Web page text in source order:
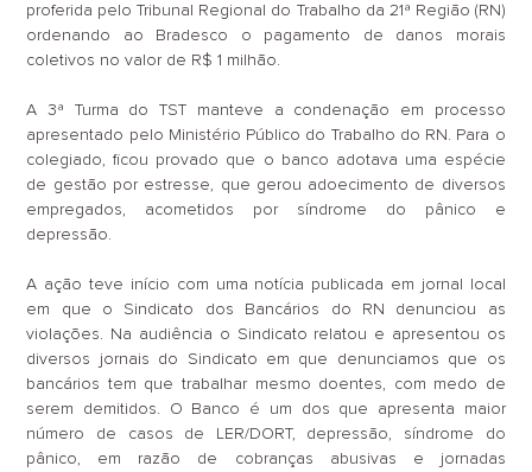
proferida pelo Tribunal Regional do Trabalho da 21ª Região (RN)
ordenando ao Bradesco o pagamento de danos morais
coletivos no valor de R$ 1 milhão.
A 3ª Turma do TST manteve a condenação em processo
apresentado pelo Ministério Público do Trabalho do RN. Para o
colegiado, ficou provado que o banco adotava uma espécie
de gestão por estresse, que gerou adoecimento de diversos
empregados, acometidos por síndrome do pânico e
depressão.
A ação teve início com uma notícia publicada em jornal local
em que o Sindicato dos Bancários do RN denunciou as
violações. Na audiência o Sindicato relatou e apresentou os
diversos jornais do Sindicato em que denunciamos que os
bancários tem que trabalhar mesmo doentes, com medo de
serem demitidos. O Banco é um dos que apresenta maior
número de casos de LER/DORT, depressão, síndrome do
pânico, em razão de cobranças abusivas e jornadas